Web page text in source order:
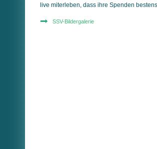
live miterleben, dass ihre Spenden
SSV-Bildergalerie